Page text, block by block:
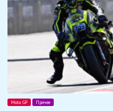
Moto GP Прочее